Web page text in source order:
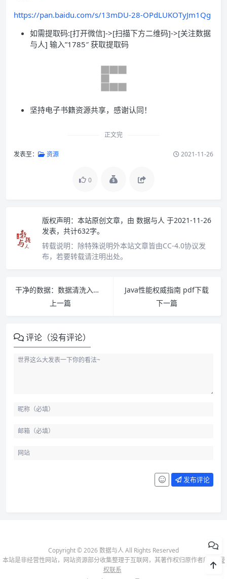
https://pan.baidu.com/s/13mDU-28-OPdLUKOTyJm1Qg
如需提取码:[打开微信]->[扫描下方二维码]->[关注数据
与人] 输入”1785″ 获取提取码
坚持电子书籍资源共享，感谢认同！
正文完
发表至： 资源 2021-11-26
0
版权声明： 本站原创文章，由 数据与人 于2021-11-26
发表，共计632字。
转载说明： 除特殊说明外本站文章皆由CC-4.0协议发
布，若要转载请注明出处。
干净的数据：数据清洗入门与实践 PDF下载
上一篇
Java性能权威指南 pdf下载
下一篇
评论（没有评论）
发布评论
Copyright © 2026 数据与人 All Rights Reserved
本站是非经营性网站，网站资源部分收集整理于互联网，其著作权归原作者所有-
侵
权联系